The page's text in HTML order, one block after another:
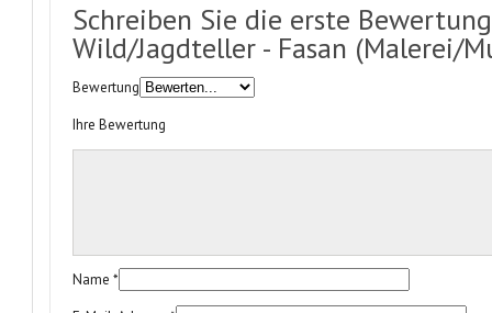
Schreiben Sie die erste Bewertung
Wild/Jagdteller - Fasan (Malerei/
Bewertung
Ihre Bewertung
Name *